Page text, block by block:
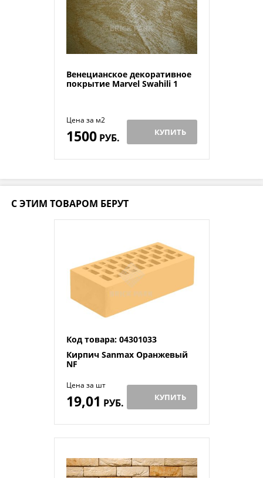
Венецианское декоративное
покрытие Marvel Swahili 1
Цена за м2
1500РУБ. КУПИТЬ
С ЭТИМ ТОВАРОМ БЕРУТ
Код товара: 04301033
Кирпич Sanmax Оранжевый
NF
Цена за шт
19,01 РУБ. КУПИТЬ